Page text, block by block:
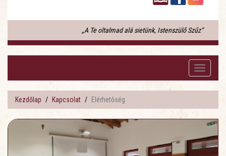
„A Te oltalmad alá sietünk, Istenszülő Szűz”
Toggle
Kezdőlap Kapcsolat Elérhetőség